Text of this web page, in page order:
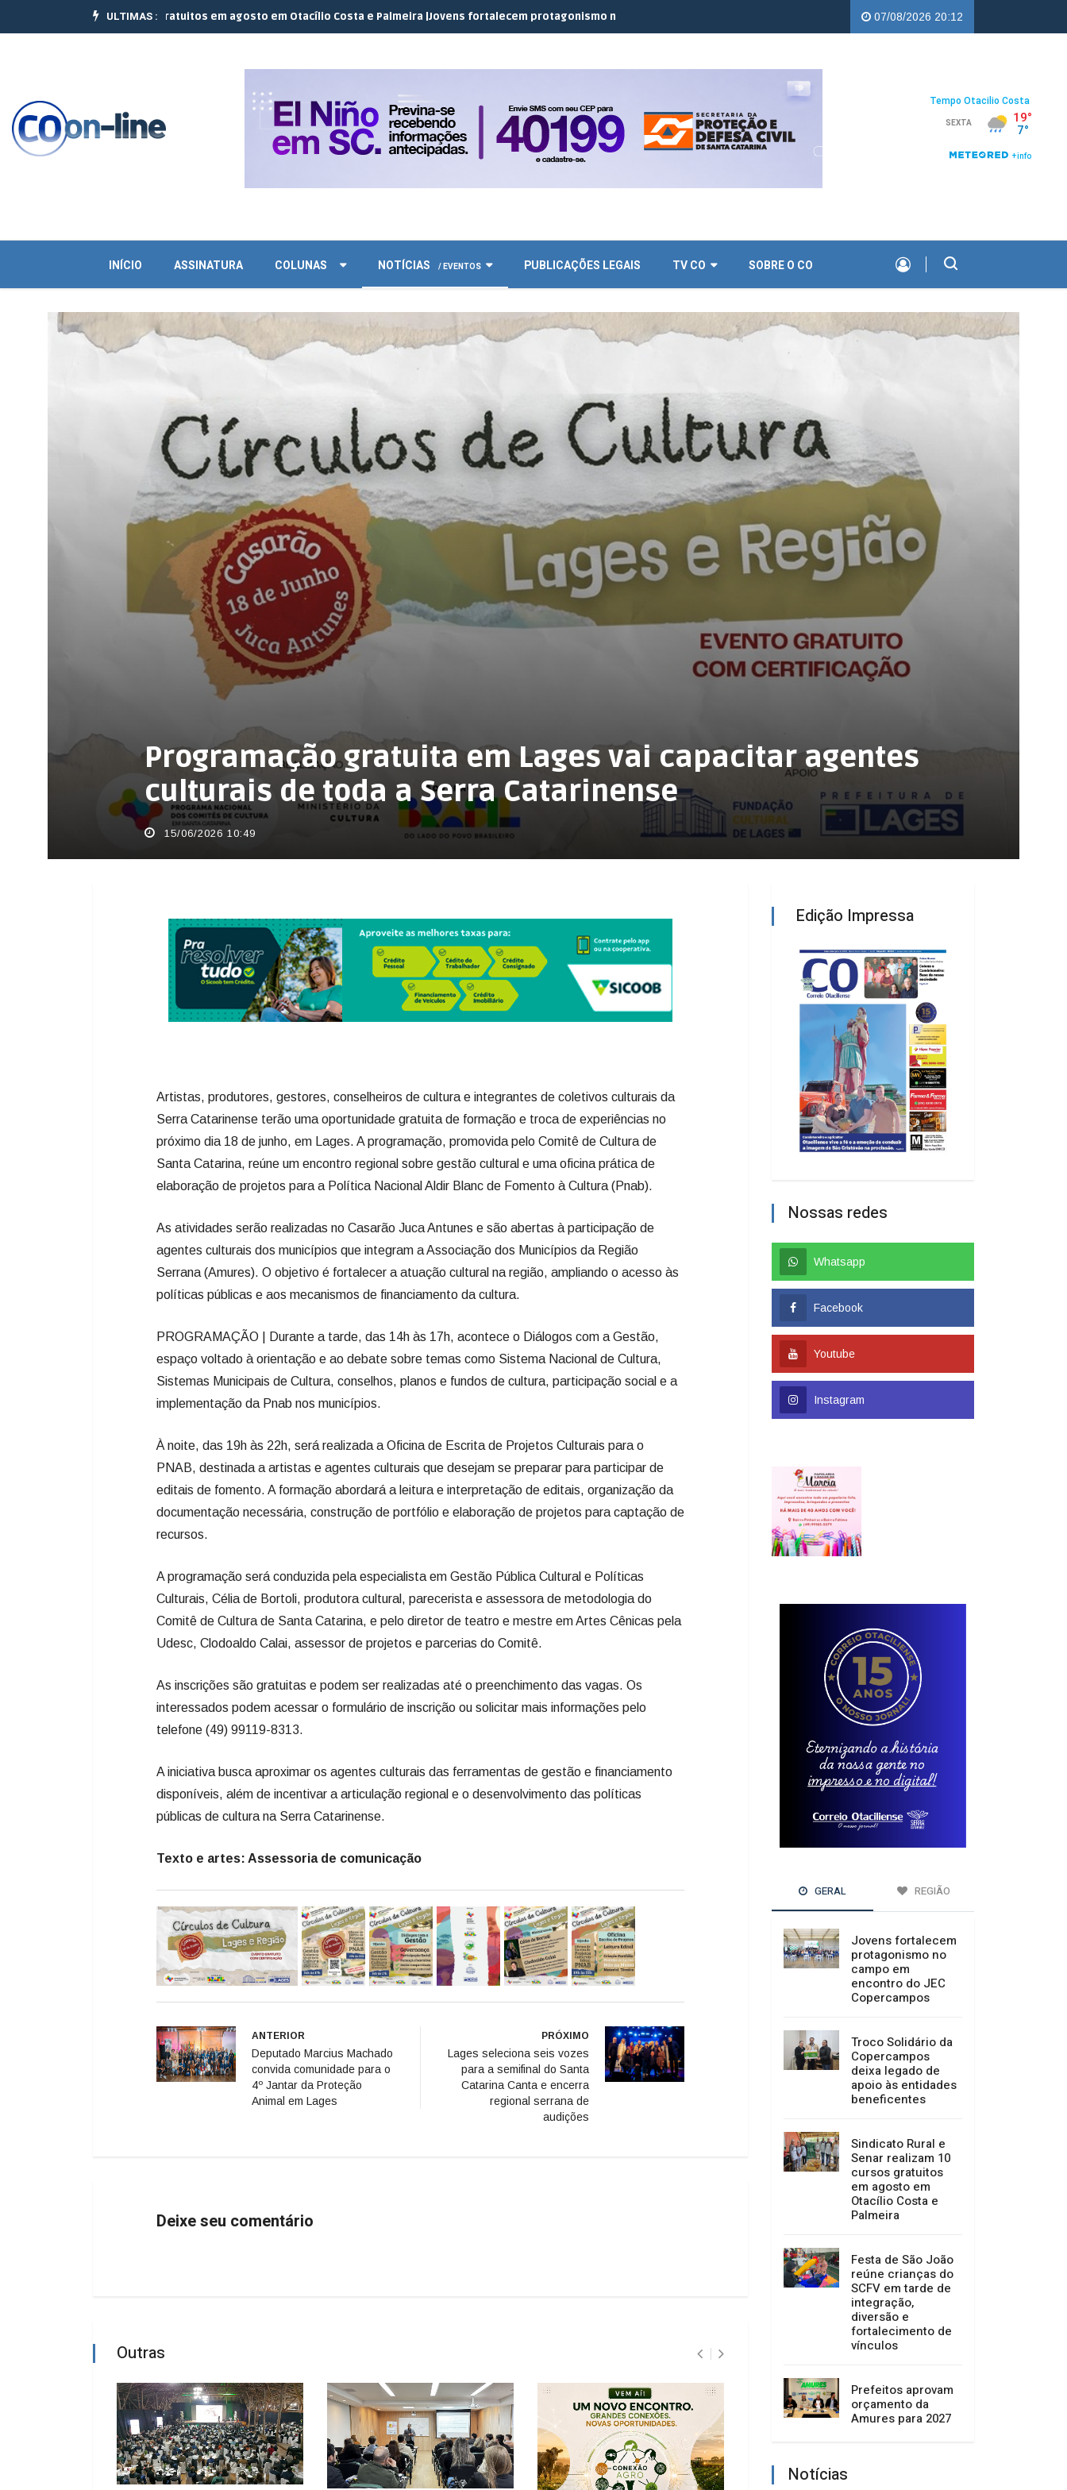
ULTIMAS :
10 cursos gratuitos em agosto em Otacílio Costa e Palmeira |Jovens fortalecem protagonismo no campo em encontro do JEC Copercampos | Troco Solidário da Copercampos deixa legado de
07/08/2026 20:12
INÍCIO ASSINATURA COLUNAS NOTÍCIAS / EVENTOS PUBLICAÇÕES LEGAIS TV CO SOBRE O CO
Programação gratuita em Lages vai capacitar agentes
culturais de toda a Serra Catarinense
15/06/2026 10:49
Artistas, produtores, gestores, conselheiros de cultura e integrantes de coletivos culturais da
Serra Catarinense terão uma oportunidade gratuita de formação e troca de experiências no
próximo dia 18 de junho, em Lages. A programação, promovida pelo Comitê de Cultura de
Santa Catarina, reúne um encontro regional sobre gestão cultural e uma oficina prática de
elaboração de projetos para a Política Nacional Aldir Blanc de Fomento à Cultura (Pnab).
As atividades serão realizadas no Casarão Juca Antunes e são abertas à participação de
agentes culturais dos municípios que integram a Associação dos Municípios da Região
Serrana (Amures). O objetivo é fortalecer a atuação cultural na região, ampliando o acesso às
políticas públicas e aos mecanismos de financiamento da cultura.
PROGRAMAÇÃO | Durante a tarde, das 14h às 17h, acontece o Diálogos com a Gestão,
espaço voltado à orientação e ao debate sobre temas como Sistema Nacional de Cultura,
Sistemas Municipais de Cultura, conselhos, planos e fundos de cultura, participação social e a
implementação da Pnab nos municípios.
À noite, das 19h às 22h, será realizada a Oficina de Escrita de Projetos Culturais para o
PNAB, destinada a artistas e agentes culturais que desejam se preparar para participar de
editais de fomento. A formação abordará a leitura e interpretação de editais, organização da
documentação necessária, construção de portfólio e elaboração de projetos para captação de
recursos.
A programação será conduzida pela especialista em Gestão Pública Cultural e Políticas
Culturais, Célia de Bortoli, produtora cultural, parecerista e assessora de metodologia do
Comitê de Cultura de Santa Catarina, e pelo diretor de teatro e mestre em Artes Cênicas pela
Udesc, Clodoaldo Calai, assessor de projetos e parcerias do Comitê.
As inscrições são gratuitas e podem ser realizadas até o preenchimento das vagas. Os
interessados podem acessar o formulário de inscrição ou solicitar mais informações pelo
telefone (49) 99119-8313.
A iniciativa busca aproximar os agentes culturais das ferramentas de gestão e financiamento
disponíveis, além de incentivar a articulação regional e o desenvolvimento das políticas
públicas de cultura na Serra Catarinense.
Texto e artes: Assessoria de comunicação
ANTERIOR
Deputado Marcius Machado
convida comunidade para o
4º Jantar da Proteção
Animal em Lages
PRÓXIMO
Lages seleciona seis vozes
para a semifinal do Santa
Catarina Canta e encerra
regional serrana de
audições
Deixe seu comentário
Outras
Edição Impressa
Nossas redes
Whatsapp
Facebook
Youtube
Instagram
GERAL REGIÃO
Jovens fortalecem
protagonismo no
campo em
encontro do JEC
Copercampos
Troco Solidário da
Copercampos
deixa legado de
apoio às entidades
beneficentes
Sindicato Rural e
Senar realizam 10
cursos gratuitos
em agosto em
Otacílio Costa e
Palmeira
Festa de São João
reúne crianças do
SCFV em tarde de
integração,
diversão e
fortalecimento de
vínculos
Prefeitos aprovam
orçamento da
Amures para 2027
Notícias